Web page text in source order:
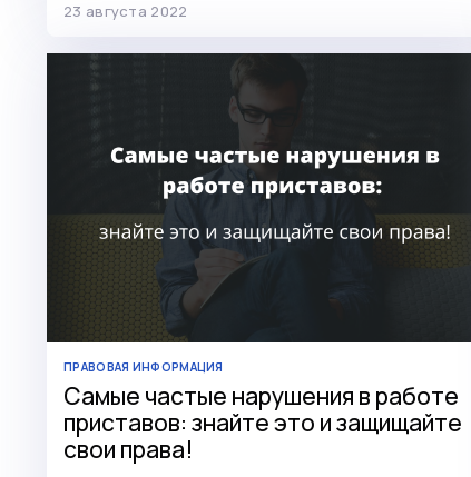
23 августа 2022
ПРАВОВАЯ ИНФОРМАЦИЯ
Самые частые нарушения в работе
приставов: знайте это и защищайте
свои права!